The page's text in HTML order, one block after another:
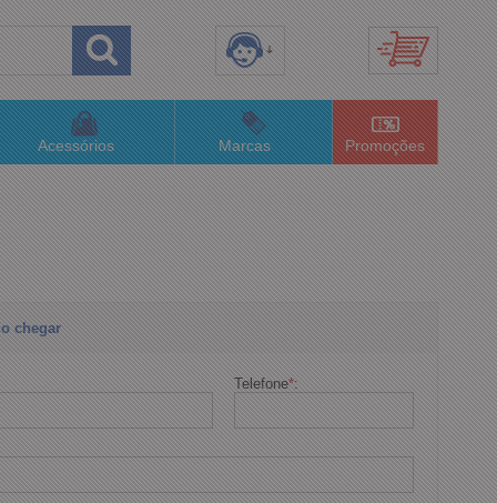
3658-4820
(48)996063435
Online
Acessórios Marcas Promoções
chegar
Telefone*: